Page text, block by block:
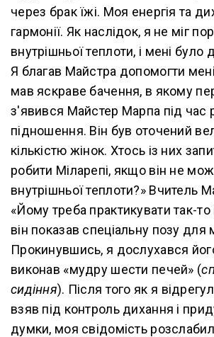
через брак їжі. Моя енергія та
гармонії. Як наслідок, я не міг
внутрішньої теплоти, і мені
Я благав Майстра допомогти
мав яскраве бачення, в якому
з'явився Майстер Марпа під час
підношення. Він був оточений
кількістю жінок. Хтось із них
робити Міларепі, якщо він не
внутрішньої теплоти?» Вчитель
«Йому треба практикувати так-то
він показав спеціальну позу для
Прокинувшись, я дослухався
виконав «мудру шести печей» (
сидіння). Після того як я
взяв під контроль дихання і
думки, моя свідомість